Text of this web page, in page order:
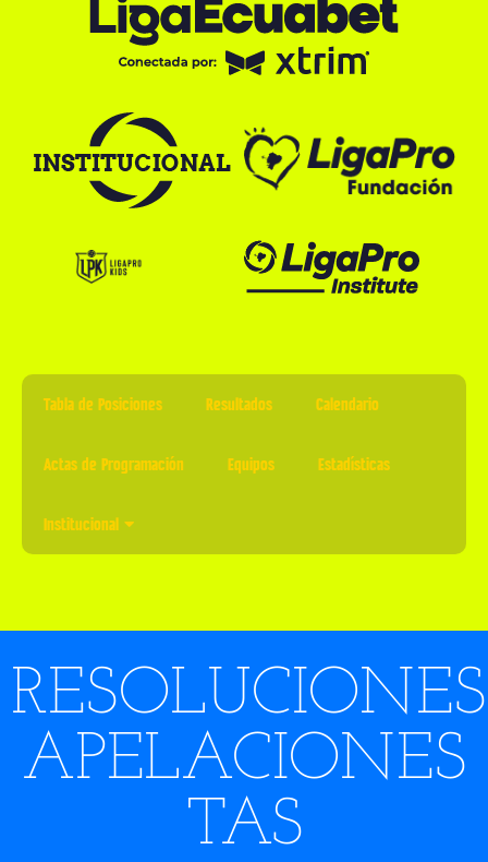
Tabla de Posiciones Resultados Calendario
Actas de Programación Equipos Estadísticas
Institucional
RESOLUCIONES
APELACIONES
TAS